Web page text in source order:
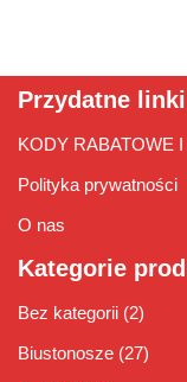
Przydatne linki
KODY RABATOWE I
Polityka prywatności
O nas
Kategorie
Bez kategorii (2)
Biustonosze (27)